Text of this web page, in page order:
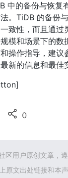
中的备份与恢复
。TiDB 的备份
致性，而且通过
模和场景下的数
操作指导，建议
新的信息和最佳
0
区用户原创文章，
原文出处链接和本声